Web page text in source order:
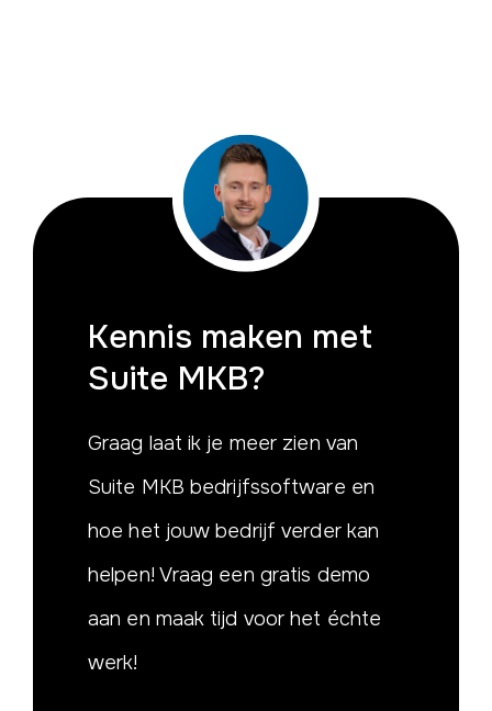
Kennis maken met
Suite MKB?
Graag laat ik je meer zien van
Suite MKB bedrijfssoftware en
hoe het jouw bedrijf verder kan
helpen! Vraag een gratis demo
aan en maak tijd voor het échte
werk!